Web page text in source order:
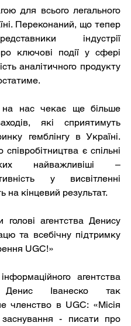
для всього легального
Переконаний, що тепер
індустрії
ключові події у сфері
аналітичного продукту
нас чекає ще більше
які сприятимуть
гемблінгу в Україні.
є спільні
найважливіші –
у висвітленні
на кінцевий результат.
агентства Денису
та всебічну підтримку
UGC!»
агентства
Денис Іванеско так
членство в UGC: «Місія
- писати про